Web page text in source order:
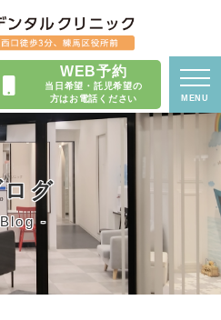
WEB予約
当日希望・託児希望の
方はお電話ください
MENU
ログ
Blog